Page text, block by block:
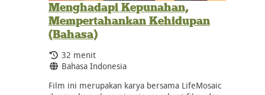
Menghadapi Kepunahan,
Mempertahankan Kehidupan
(Bahasa)
Durasi:
32 menit
Bahasa:
Bahasa Indonesia
Film ini merupakan karya bersama LifeMosaic